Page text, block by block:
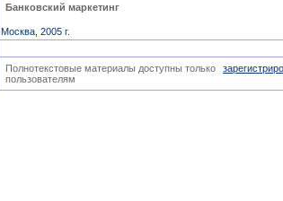
Банковский маркетинг
Москва, 2005 г.
Полнотекстовые материалы доступны только
пользователям